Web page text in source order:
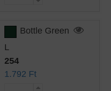
Bottle Green
L
254
1.792 Ft